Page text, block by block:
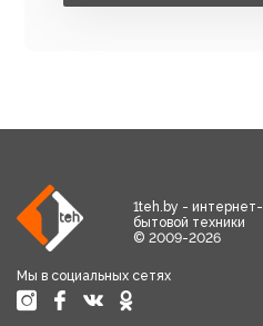
1teh.by - интернет-
бытовой техники
© 2009-2026
Мы в социальных сетях